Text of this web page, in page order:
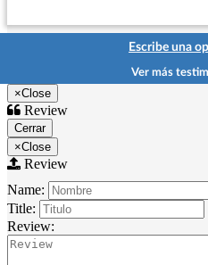
Escribe una
Ver más
×Close
Review
Cerrar
×Close
Review
Name:
Title:
Review: